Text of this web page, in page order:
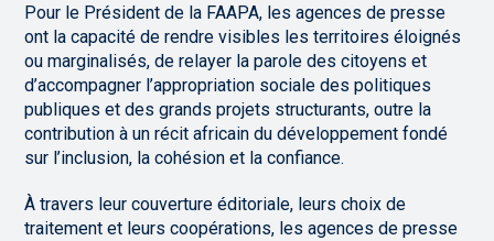
Pour le Président de la FAAPA, les agences de presse
ont la capacité de rendre visibles les territoires éloignés
ou marginalisés, de relayer la parole des citoyens et
d’accompagner l’appropriation sociale des politiques
publiques et des grands projets structurants, outre la
contribution à un récit africain du développement fondé
sur l’inclusion, la cohésion et la confiance.
À travers leur couverture éditoriale, leurs choix de
traitement et leurs coopérations, les agences de presse